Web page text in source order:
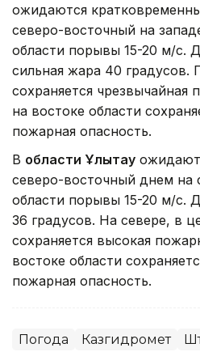
ожидаются
северо-восточный на
области порывы 15-20 м/с.
сильная жара 40 градусов.
сохраняется чрезвычайная
на востоке области
пожарная опасность.
В области Ұлытау
северо-восточный днем на
области порывы 15-20 м/с.
36 градусов. На севере, в
сохраняется высокая
востоке области
пожарная опасность.
Погода Казгидромет